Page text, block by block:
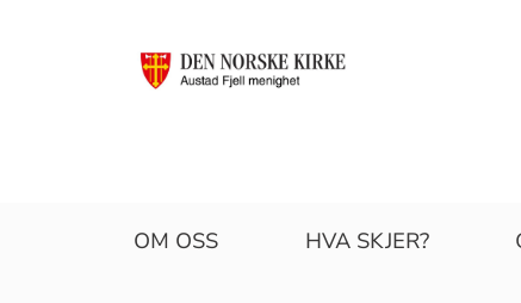
OM OSS HVA SKJER?